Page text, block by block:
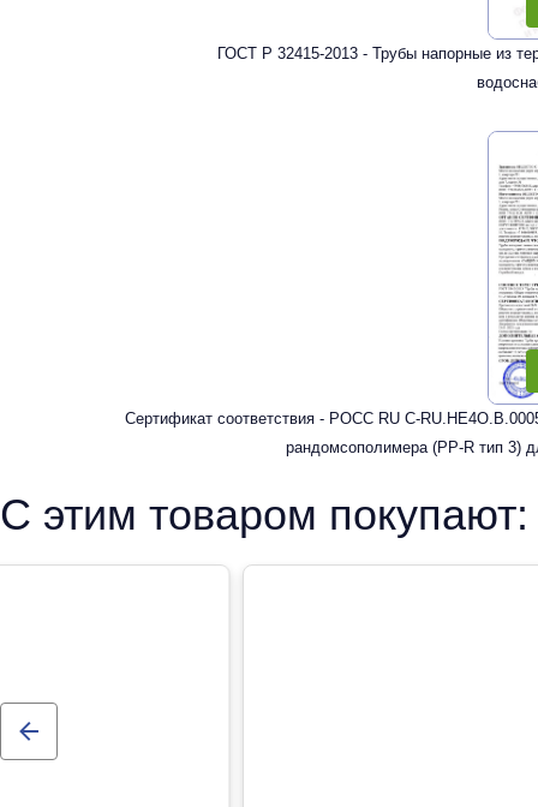
ГОСТ Р 32415-2013 - Трубы напорные из
Сертификат соответствия - РОСС RU C-
рандомсополимера (PP-R тип 3)
С этим товаром покупают: